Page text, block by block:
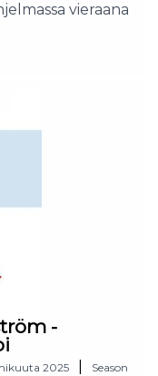
vieraana
Jari Vahtera,
-
2025
Season